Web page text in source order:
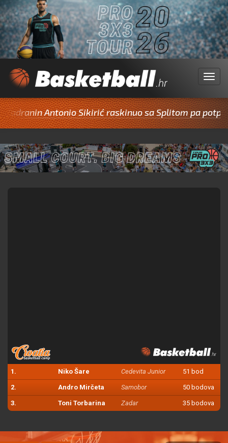
Menu
Antonio Sikirić raskinuo sa Splitom pa potpisao za
1. Niko Šare Cedevita Junior 51 bod
2. Andro Mirčeta Samobor 50 bodova
3. Toni Torbarina Zadar 35 bodova